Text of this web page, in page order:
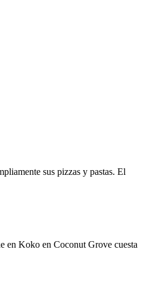
sus pizzas y pastas. El
en Koko en Coconut Grove cuesta